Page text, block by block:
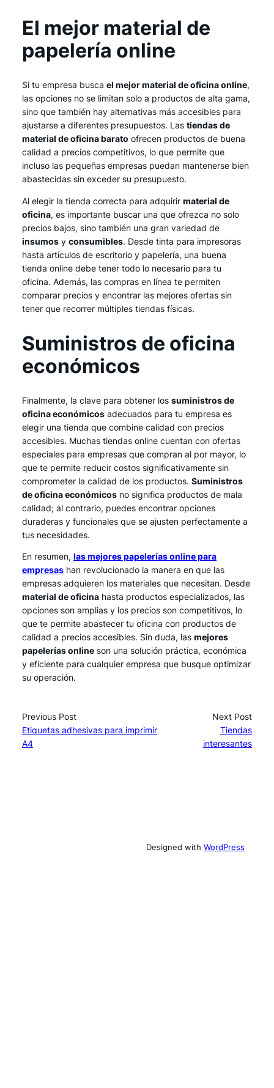
El mejor material de
papelería online
Si tu empresa busca el mejor material de oficina online,
las opciones no se limitan solo a productos de alta gama,
sino que también hay alternativas más accesibles para
ajustarse a diferentes presupuestos. Las tiendas de
material de oficina barato ofrecen productos de buena
calidad a precios competitivos, lo que permite que
incluso las pequeñas empresas puedan mantenerse bien
abastecidas sin exceder su presupuesto.
Al elegir la tienda correcta para adquirir material de
oficina, es importante buscar una que ofrezca no solo
precios bajos, sino también una gran variedad de
insumos y consumibles. Desde tinta para impresoras
hasta artículos de escritorio y papelería, una buena
tienda online debe tener todo lo necesario para tu
oficina. Además, las compras en línea te permiten
comparar precios y encontrar las mejores ofertas sin
tener que recorrer múltiples tiendas físicas.
Suministros de oficina
económicos
Finalmente, la clave para obtener los suministros de
oficina económicos adecuados para tu empresa es
elegir una tienda que combine calidad con precios
accesibles. Muchas tiendas online cuentan con ofertas
especiales para empresas que compran al por mayor, lo
que te permite reducir costos significativamente sin
comprometer la calidad de los productos. Suministros
de oficina económicos no significa productos de mala
calidad; al contrario, puedes encontrar opciones
duraderas y funcionales que se ajusten perfectamente a
tus necesidades.
En resumen, las mejores papelerías online para
empresas han revolucionado la manera en que las
empresas adquieren los materiales que necesitan. Desde
material de oficina hasta productos especializados, las
opciones son amplias y los precios son competitivos, lo
que te permite abastecer tu oficina con productos de
calidad a precios accesibles. Sin duda, las mejores
papelerías online son una solución práctica, económica
y eficiente para cualquier empresa que busque optimizar
su operación.
Previous Post
Etiquetas adhesivas para imprimir
A4
Next Post
Tiendas
interesantes
Designed with WordPress